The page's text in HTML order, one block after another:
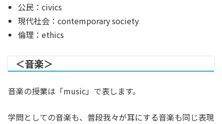
公民：civics
現代社会：contemporary society
倫理：ethics
＜音楽＞
音楽の授業は「music」で表します。
学問としての音楽も、普段我々が耳にする音楽も同じ表現